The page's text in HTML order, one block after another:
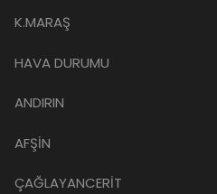
K.MARAŞ
HAVA DURUMU
ANDIRIN
AFŞİN
ÇAĞLAYANCERİT